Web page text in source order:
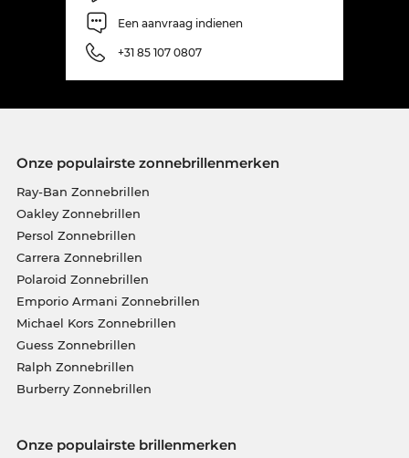
Een aanvraag indienen
+31 85 107 0807
Onze populairste zonnebrillenmerken
Ray-Ban Zonnebrillen
Oakley Zonnebrillen
Persol Zonnebrillen
Carrera Zonnebrillen
Polaroid Zonnebrillen
Emporio Armani Zonnebrillen
Michael Kors Zonnebrillen
Guess Zonnebrillen
Ralph Zonnebrillen
Burberry Zonnebrillen
Onze populairste brillenmerken